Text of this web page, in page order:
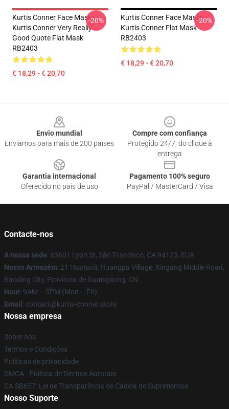
Kurtis Conner Face Masks -
Kurtis Conner Very Really
Good Quote Flat Mask
RB2403
€ 18,29 - € 20,70
-20%
Kurtis Conner Face Masks -
Kurtis Conner Flat Mask
RB2403
€ 18,29 - € 20,70
-20%
Envio mundial
Enviamos para mais de 200 países
Compre com confiança
Protegido 24/7, do clique à
entrega
Garantia internacional
Oferecido no país de uso
Pagamento 100% seguro
PayPal / MasterCard / Visa
Contacte-nos
A nossa sede: 63601 Lyon St, São Francisco, CA 94123, EUA
Nosso Armazém: 21 Huatuoli, Huangpu Village, Xingang Middle Road,
Baoding City, Província de Guangdong, CN
Hour: 9AM – 5PM (Mon – Fri)
Email : contact@kurtis-conner.store
Nossa empresa
Sobre nós
Termos e Condições
Políticas de privacidade
DMCA - Política de Direitos Autorais
CA SB657: Lei de Transparência de Cadeia de Suprimentos
Nosso Suporte